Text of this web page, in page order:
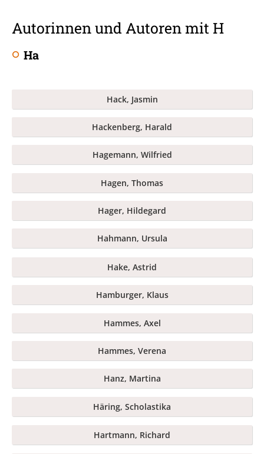
Autorinnen und Autoren mit H
Ha
Hack, Jasmin
Hackenberg, Harald
Hagemann, Wilfried
Hagen, Thomas
Hager, Hildegard
Hahmann, Ursula
Hake, Astrid
Hamburger, Klaus
Hammes, Axel
Hammes, Verena
Hanz, Martina
Häring, Scholastika
Hartmann, Richard